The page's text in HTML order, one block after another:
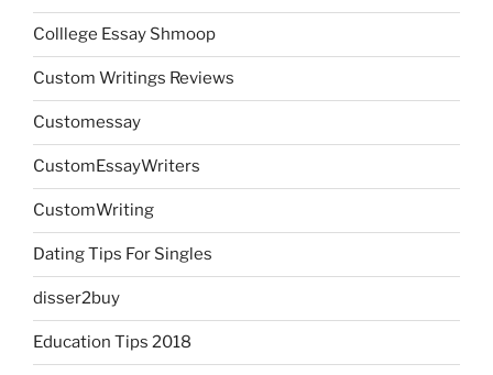
Colllege Essay Shmoop
Custom Writings Reviews
Customessay
CustomEssayWriters
CustomWriting
Dating Tips For Singles
disser2buy
Education Tips 2018